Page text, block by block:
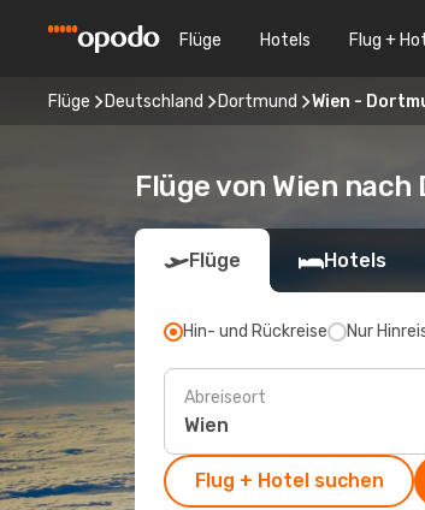
Flüge Hotels Flug +
Flüge Deutschland Dortmund Wien -
Flüge von Wien
Flüge Hotels
Hin- und Rückreise Nur
Abreiseort
Flug + Hotel suchen